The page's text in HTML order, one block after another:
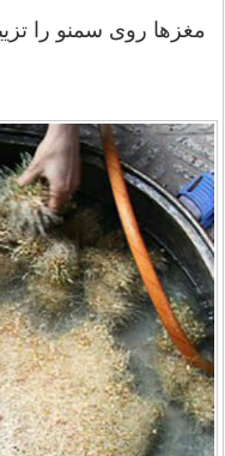
مغزها روی سمنو را